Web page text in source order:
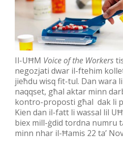
Il-UĦM Voice of the Workers
negozjati dwar il-ftehim
jieħdu wisq fit-tul. Dan wara
naqqset, għal aktar minn
kontro-proposti għal dak li
Kien dan il-fatt li wassal lil
biex mill-ġdid tordna numru
minn nhar il-Ħamis 22 ta’